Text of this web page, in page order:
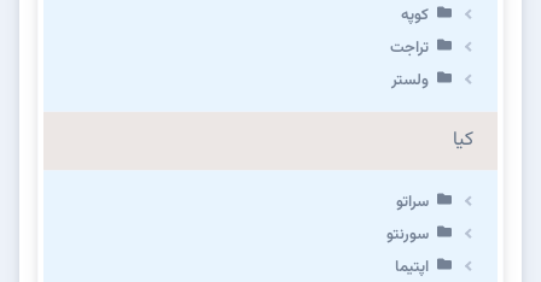
کوپه
تراجت
ولستر
کیا
سراتو
سورنتو
اپتیما